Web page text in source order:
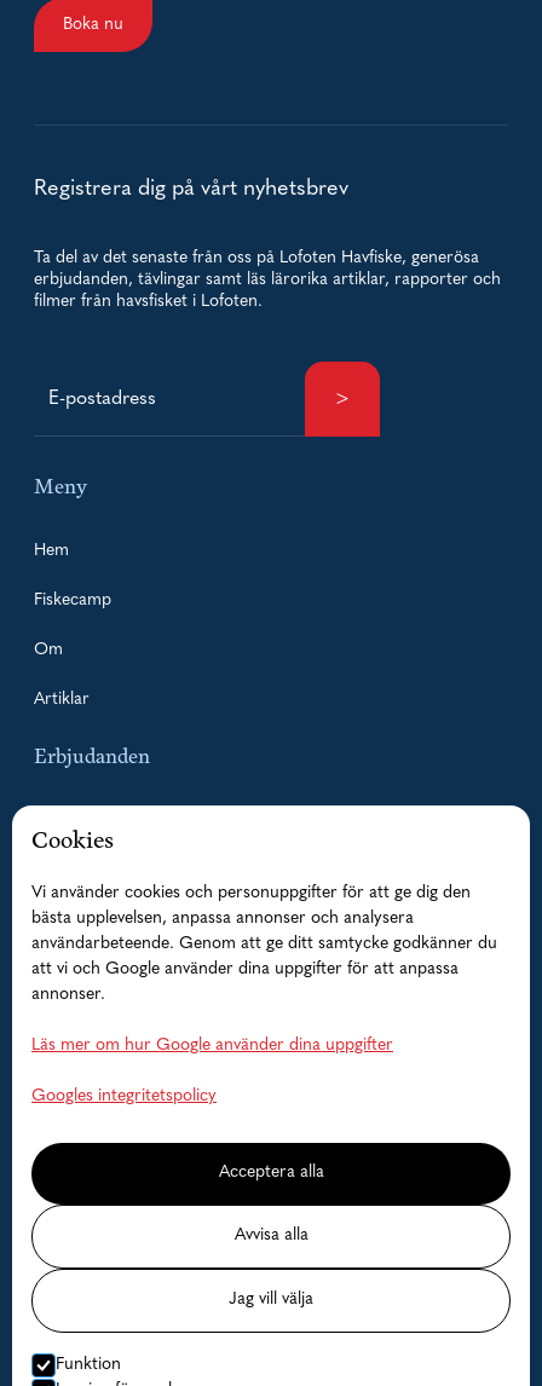
Cookies
Vi använder cookies och personuppgifter för att ge dig den
bästa upplevelsen, anpassa annonser och analysera
användarbeteende. Genom att ge ditt samtycke godkänner du
att vi och Google använder dina uppgifter för att anpassa
annonser.
Läs mer om hur Google använder dina uppgifter
Googles integritetspolicy
Avvisa alla
Jag vill välja
Acceptera alla
Funktion
Boka nu
Registrera dig på vårt nyhetsbrev
Ta del av det senaste från oss på Lofoten Havfiske, generösa
erbjudanden, tävlingar samt läs lärorika artiklar, rapporter och
filmer från havsfisket i Lofoten.
Meny
Hem
Fiskecamp
Om
Artiklar
Erbjudanden
Boende
Båtar
Vanliga frågor
Kontakta oss
Lediga datum
© Lofoten Havfiske